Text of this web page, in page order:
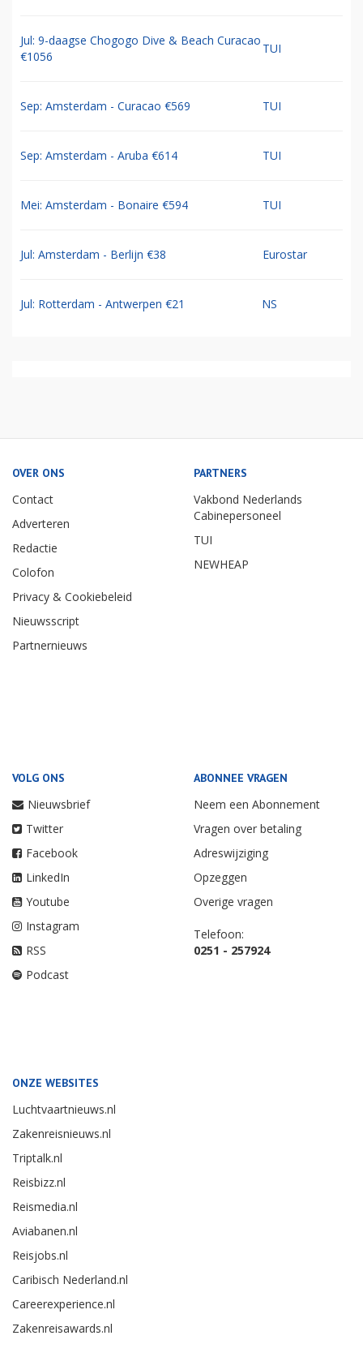
Jul: 9-daagse Chogogo Dive & Beach Curacao
€1056
TUI
Sep: Amsterdam - Curacao €569 TUI
Sep: Amsterdam - Aruba €614 TUI
Mei: Amsterdam - Bonaire €594 TUI
Jul: Amsterdam - Berlijn €38 Eurostar
Jul: Rotterdam - Antwerpen €21 NS
OVER ONS
Contact
Adverteren
Redactie
Colofon
Privacy & Cookiebeleid
Nieuwsscript
Partnernieuws
PARTNERS
Vakbond Nederlands
Cabinepersoneel
TUI
NEWHEAP
VOLG ONS
Nieuwsbrief
Twitter
Facebook
LinkedIn
Youtube
Instagram
RSS
Podcast
ABONNEE VRAGEN
Neem een Abonnement
Vragen over betaling
Adreswijziging
Opzeggen
Overige vragen
Telefoon:
0251 - 257924
ONZE WEBSITES
Luchtvaartnieuws.nl
Zakenreisnieuws.nl
Triptalk.nl
Reisbizz.nl
Reismedia.nl
Aviabanen.nl
Reisjobs.nl
Caribisch Nederland.nl
Careerexperience.nl
Zakenreisawards.nl